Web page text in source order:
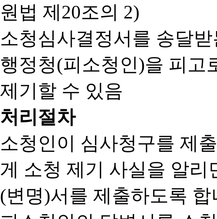
원법 제20조의 2)
소청심사결정서를 송달
행정청(피소청인)을 피고
제기할 수 있음
처리절차
소청인이 심사청구를 제
게 소청 제기 사실을 알
(변명)서를 제출하도록 합